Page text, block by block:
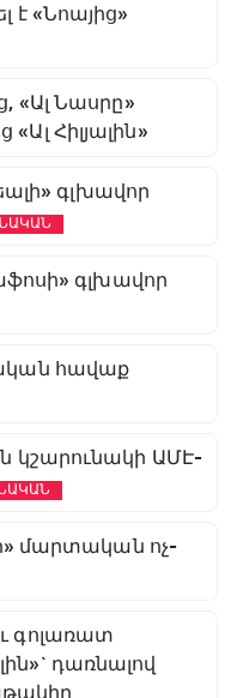
է «Նոայից»
«Ալ Նասրը»
Հիլյալին»
գլխավոր
գլխավոր
հավաք
կշարունակի ԱՄԷ-
մարտական ոչ-
գոլառատ
դառնալով